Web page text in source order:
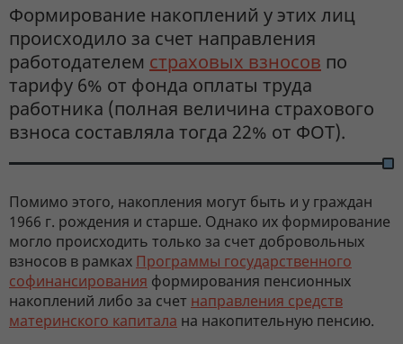
Формирование накоплений у этих лиц
происходило за счет направления
работодателем страховых взносов по
тарифу 6% от фонда оплаты труда
работника (полная величина страхового
взноса составляла тогда 22% от ФОТ).
Помимо этого, накопления могут быть и у граждан
1966 г. рождения и старше. Однако их формирование
могло происходить только за счет добровольных
взносов в рамках Программы государственного
софинансирования формирования пенсионных
накоплений либо за счет направления средств
материнского капитала на накопительную пенсию.